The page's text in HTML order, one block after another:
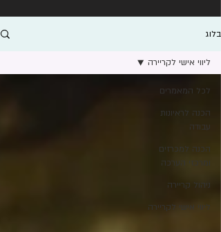
בלוג
לכל המאמרים
הכנה לראיונות
עבודה
הכנה למכרזים
ומרכזי הערכה
ניהול קריירה
ליווי אישי לקריירה
ליווי אישי לקריירה